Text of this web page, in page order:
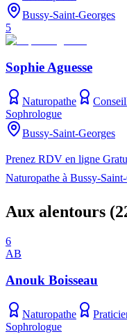
Bussy-Saint-Georges
5
Sophie Aguesse
Naturopathe
Sophrologue
Bussy-Saint-Georges
Prenez RDV en ligne
Naturopathe à Bussy-
Aux alentours (
6
AB
Anouk Boisseau
Naturopathe
Sophrologue